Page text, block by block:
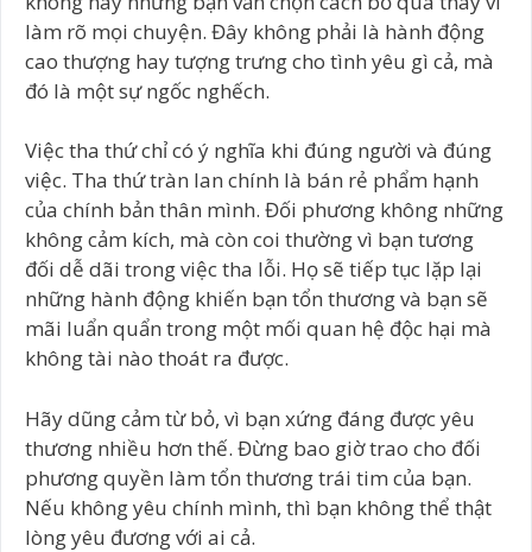
làm rõ mọi chuyện. Đây không phải là hành động
cao thượng hay tượng trưng cho tình yêu gì cả, mà
đó là một sự ngốc nghếch.
Việc tha thứ chỉ có ý nghĩa khi đúng người và đúng
việc. Tha thứ tràn lan chính là bán rẻ phẩm hạnh
của chính bản thân mình. Đối phương không những
không cảm kích, mà còn coi thường vì bạn tương
đối dễ dãi trong việc tha lỗi. Họ sẽ tiếp tục lặp lại
những hành động khiến bạn tổn thương và bạn sẽ
mãi luẩn quẩn trong một mối quan hệ độc hại mà
không tài nào thoát ra được.
Hãy dũng cảm từ bỏ, vì bạn xứng đáng được yêu
thương nhiều hơn thế. Đừng bao giờ trao cho đối
phương quyền làm tổn thương trái tim của bạn.
Nếu không yêu chính mình, thì bạn không thể thật
lòng yêu đương với ai cả.